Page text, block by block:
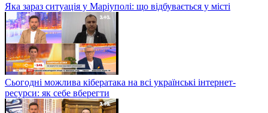
Яка зараз ситуація у Маріуполі: що відбувається у місті
Сьогодні можлива кібератака на всі українські інтернет-
ресурси: як себе вберегти